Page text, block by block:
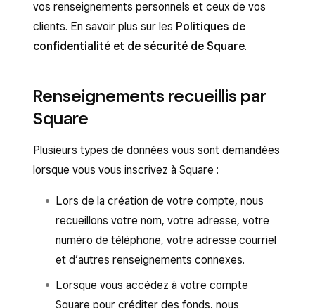
vos renseignements personnels et ceux de vos
clients. En savoir plus sur les Politiques de
confidentialité et de sécurité de Square.
Renseignements recueillis par
Square
Plusieurs types de données vous sont demandées
lorsque vous vous inscrivez à Square :
Lors de la création de votre compte, nous
recueillons votre nom, votre adresse, votre
numéro de téléphone, votre adresse courriel
et d’autres renseignements connexes.
Lorsque vous accédez à votre compte
Square pour créditer des fonds, nous